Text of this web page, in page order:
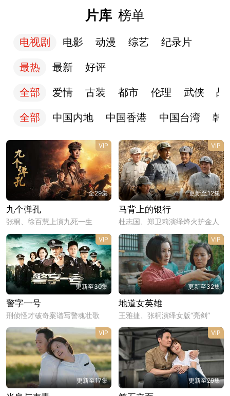
片库 榜单
电视剧 电影 动漫 综艺 纪录片
最热 最新 好评
全部 爱情 古装 都市 伦理 武侠 战
全部 中国内地 中国香港 中国台湾 韩
全29集
VIP
九个弹孔
张桐、徐百慧上演九死一生
更新至12集
VIP
马背上的银行
杜志国、郑卫莉演绎烽火护金人
更新至30集
VIP
警字一号
刑侦怪才破奇案谱写警魂壮歌
更新至32集
VIP
地道女英雄
王雅捷、张桐演绎女版“亮剑”
更新至17集
VIP
更新至29集
VIP